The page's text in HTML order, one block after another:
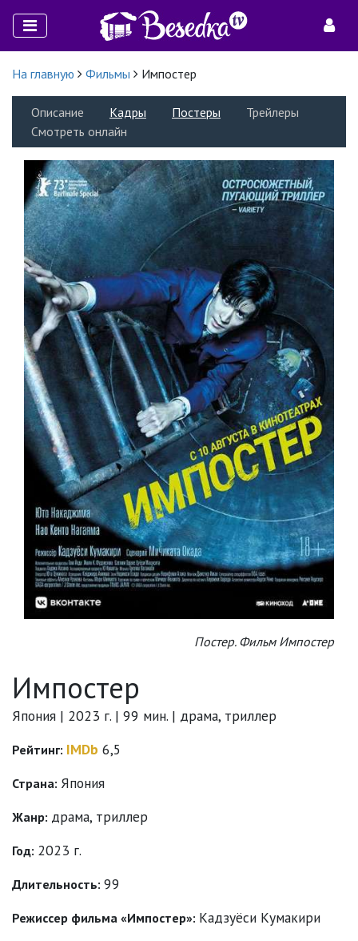
На главную Фильмы Импостер
Описание Кадры Постеры
Трейлеры
Смотреть онлайн
Постер. Фильм Импостер
Импостер
Япония | 2023 г. | 99 мин. | драма, триллер
Рейтинг: IMDb 6,5
Страна: Япония
Жанр: драма, триллер
Год: 2023 г.
Длительность: 99
Режиссер фильма «Импостер»: Кадзуёси Кумакири